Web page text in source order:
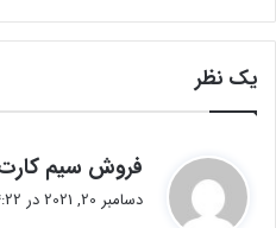
ر
ن
ت
یک نظر
فروش سیم کارت
دسامبر 20, 2021 در 4:22 ب.ظ